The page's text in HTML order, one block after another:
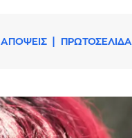
ΑΠΟΨΕΙΣ ΠΡΩΤΟΣΕΛΙΔΑ